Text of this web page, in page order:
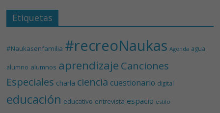
Etiquetas
#Naukasenfamilia #recreoNaukas Agenda agua
alumno alumnos aprendizaje Canciones
Especiales charla ciencia cuestionario digital
educación educativo entrevista espacio estilo